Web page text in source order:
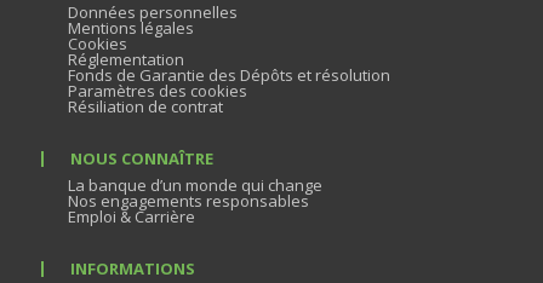
Données personnelles
Mentions légales
Cookies
Réglementation
Fonds de Garantie des Dépôts et résolution
Paramètres des cookies
Résiliation de contrat
NOUS CONNAÎTRE
La banque d’un monde qui change
Nos engagements responsables
Emploi & Carrière
INFORMATIONS